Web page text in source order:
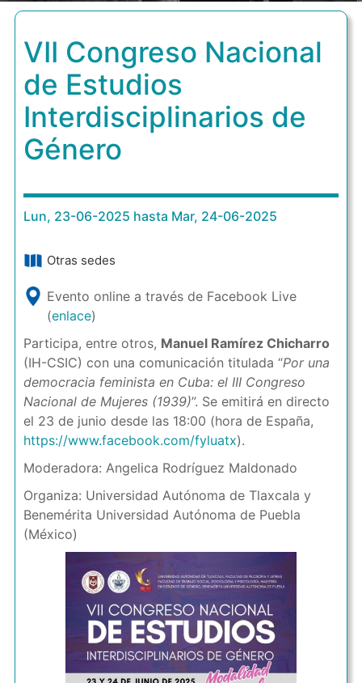
VII Congreso Nacional
de Estudios
Interdisciplinarios de
Género
Lun, 23-06-2025 hasta Mar, 24-06-2025
Otras sedes
Evento online a través de Facebook Live
(enlace)
Participa, entre otros, Manuel Ramírez Chicharro
(IH-CSIC) con una comunicación titulada “Por una
democracia feminista en Cuba: el III Congreso
Nacional de Mujeres (1939)”. Se emitirá en directo
el 23 de junio desde las 18:00 (hora de España,
https://www.facebook.com/fyluatx).
Moderadora: Angelica Rodríguez Maldonado
Organiza: Universidad Autónoma de Tlaxcala y
Benemérita Universidad Autónoma de Puebla
(México)